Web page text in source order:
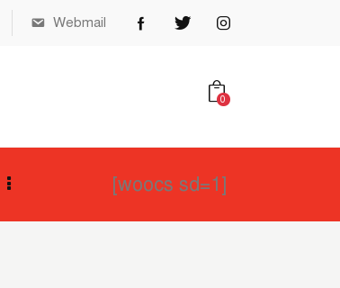
Webmail
0
[woocs sd=1]